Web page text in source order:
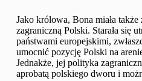
Jako królowa, Bona miała
zagraniczną Polski. Starała się
państwami europejskimi,
umocnić pozycję Polski na
Jednakże, jej polityka
aprobatą polskiego dworu i